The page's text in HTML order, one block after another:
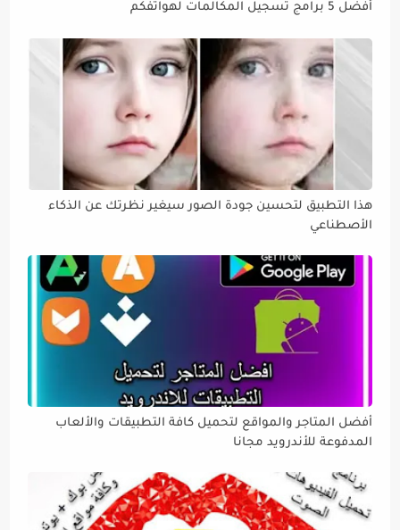
أفضل 5 برامج تسجيل المكالمات لهواتفكم
هذا التطبيق لتحسين جودة الصور سيغير نظرتك عن الذكاء
الأصطناعي
أفضل المتاجر والمواقع لتحميل كافة التطبيقات والألعاب
المدفوعة للأندرويد مجانا